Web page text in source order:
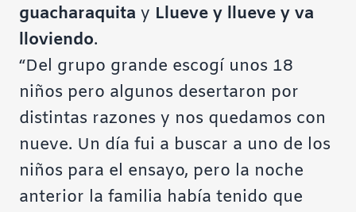
guacharaquita y Llueve y llueve y va
lloviendo.
“Del grupo grande escogí unos 18
niños pero algunos desertaron por
distintas razones y nos quedamos con
nueve. Un día fui a buscar a uno de los
niños para el ensayo, pero la noche
anterior la familia había tenido que